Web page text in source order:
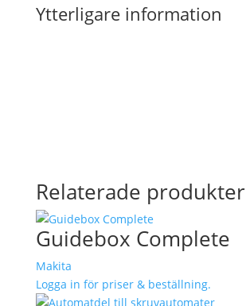
Ytterligare information
Relaterade produkter
Guidebox Complete
Makita
Logga in för priser & beställning.